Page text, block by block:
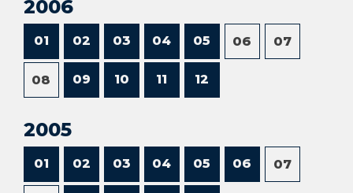
2006
01 02 03 04 05 06 07
08 09 10 11 12
2005
01 02 03 04 05 06 07